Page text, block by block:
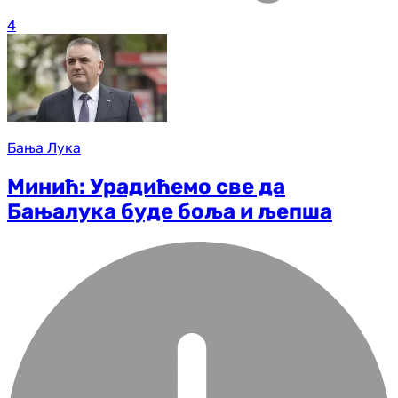
4
Бања Лука
Минић: Урадићемо све да
Бањалука буде боља и љепша